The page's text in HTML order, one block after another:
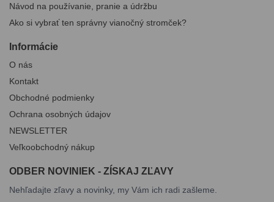
Návod na používanie, pranie a údržbu
Ako si vybrať ten správny vianočný stromček?
Informácie
O nás
Kontakt
Obchodné podmienky
Ochrana osobných údajov
NEWSLETTER
Veľkoobchodný nákup
ODBER NOVINIEK - ZÍSKAJ ZĽAVY
Nehľadajte zľavy a novinky, my Vám ich radi zašleme.